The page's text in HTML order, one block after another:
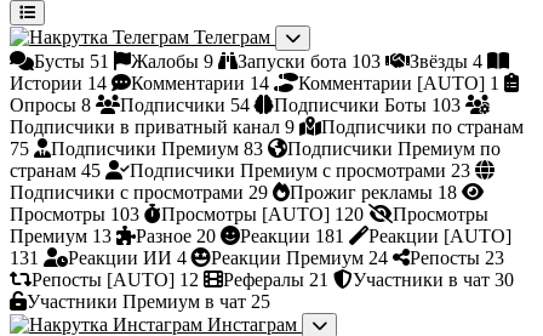
Телеграм
Бусты 51 Жалобы 9 Запуски бота 103 Звёзды 4
Истории 14 Комментарии 14 Комментарии [AUTO] 1
Опросы 8 Подписчики 54 Подписчики Боты 103
Подписчики в приватный канал 9
Подписчики по странам
75
Подписчики Премиум 83
Подписчики Премиум по
странам 45 Подписчики Премиум с просмотрами 23
Подписчики с просмотрами 29 Прожиг рекламы 18
Просмотры 103 Просмотры [AUTO] 120
Просмотры
Премиум 13 Разное 20 Реакции 181
Реакции [AUTO]
131
Реакции ИИ 4 Реакции Премиум 24 Репосты 23
Репосты [AUTO] 12 Рефералы 21 Участники в чат 30
Участники Премиум в чат 25
Инстаграм